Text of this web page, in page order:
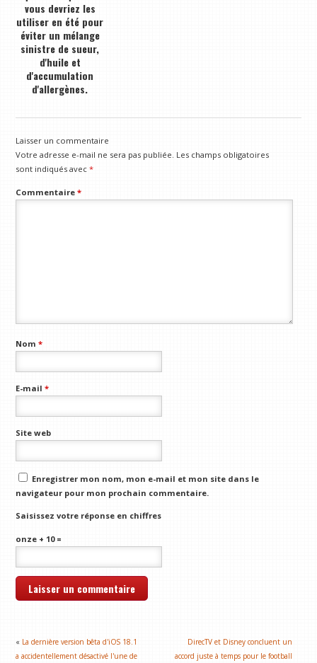
vous devriez les
utiliser en été pour
éviter un mélange
sinistre de sueur,
d'huile et
d'accumulation
d'allergènes.
Laisser un commentaire
Votre adresse e-mail ne sera pas publiée. Les champs obligatoires
sont indiqués avec*
Commentaire*
Nom*
E-mail*
Site web
Enregistrer mon nom, mon e-mail et mon site dans le
navigateur pour mon prochain commentaire.
Saisissez votre réponse en chiffres
onze + 10 =
« La dernière version bêta d'iOS 18.1
a accidentellement désactivé l'une de
DirecTV et Disney concluent un
accord juste à temps pour le football